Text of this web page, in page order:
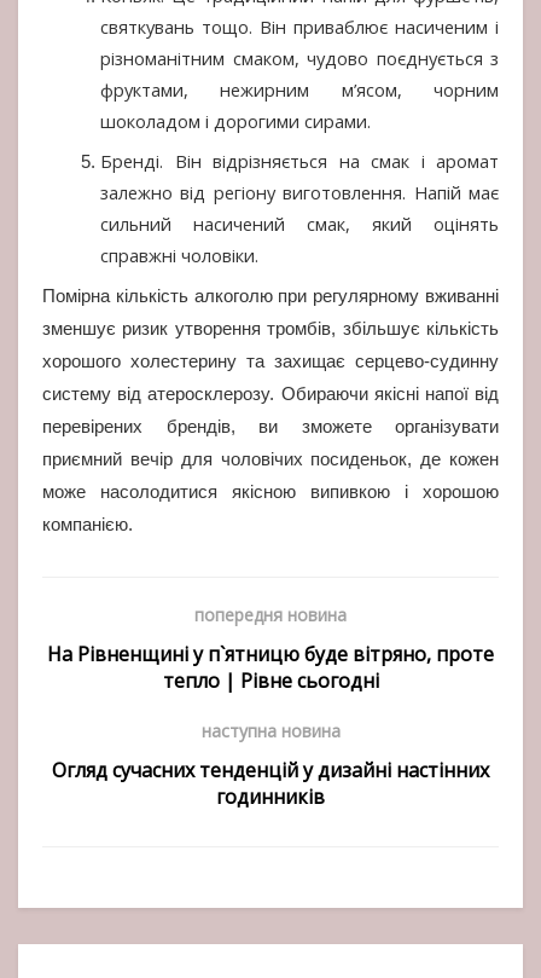
святкувань тощо. Він приваблює насиченим і
різноманітним смаком, чудово поєднується з
фруктами, нежирним м’ясом, чорним
шоколадом і дорогими сирами.
Бренді. Він відрізняється на смак і аромат
залежно від регіону виготовлення. Напій має
сильний насичений смак, який оцінять
справжні чоловіки.
Помірна кількість алкоголю при регулярному вживанні
зменшує ризик утворення тромбів, збільшує кількість
хорошого холестерину та захищає серцево-судинну
систему від атеросклерозу. Обираючи якісні напої від
перевірених брендів, ви зможете організувати
приємний вечір для чоловічих посиденьок, де кожен
може насолодитися якісною випивкою і хорошою
компанією.
попередня новина
На Рівненщині у п`ятницю буде вітряно, проте
тепло | Рівне сьогодні
наступна новина
Огляд сучасних тенденцій у дизайні настінних
годинників